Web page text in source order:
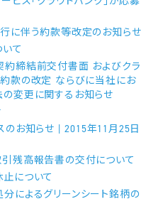
に伴う約款等改定のお知らせ
て
締結前交付書面 およびクラ
款の改定 ならびに当社にお
変更に関するお知らせ
のお知らせ | 2015年11月25日
残高報告書の交付について
について
によるグリーンシート銘柄の